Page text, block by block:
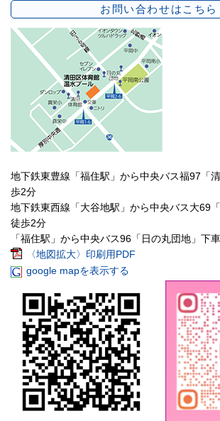
お問い合わせはこちら
地下鉄東豊線「福住駅」から中央バス福97「
歩2分
地下鉄東西線「大谷地駅」から中央バス大69
徒歩2分
「福住駅」から中央バス96「日の丸団地」下
〈地図拡大〉印刷用PDF
google mapを表示する